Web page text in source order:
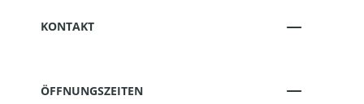
KONTAKT
ÖFFNUNGSZEITEN